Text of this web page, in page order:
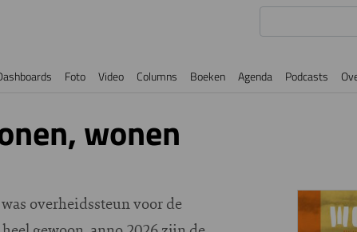
Foto Video Columns Boeken Agenda Podcasts
wonen
overheidssteun voor de